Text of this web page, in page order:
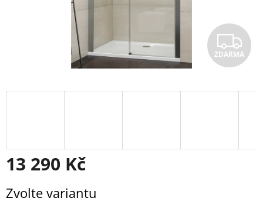
Z
D
A
ZDARMA
13 290 Kč
cena:
Zvolte variantu